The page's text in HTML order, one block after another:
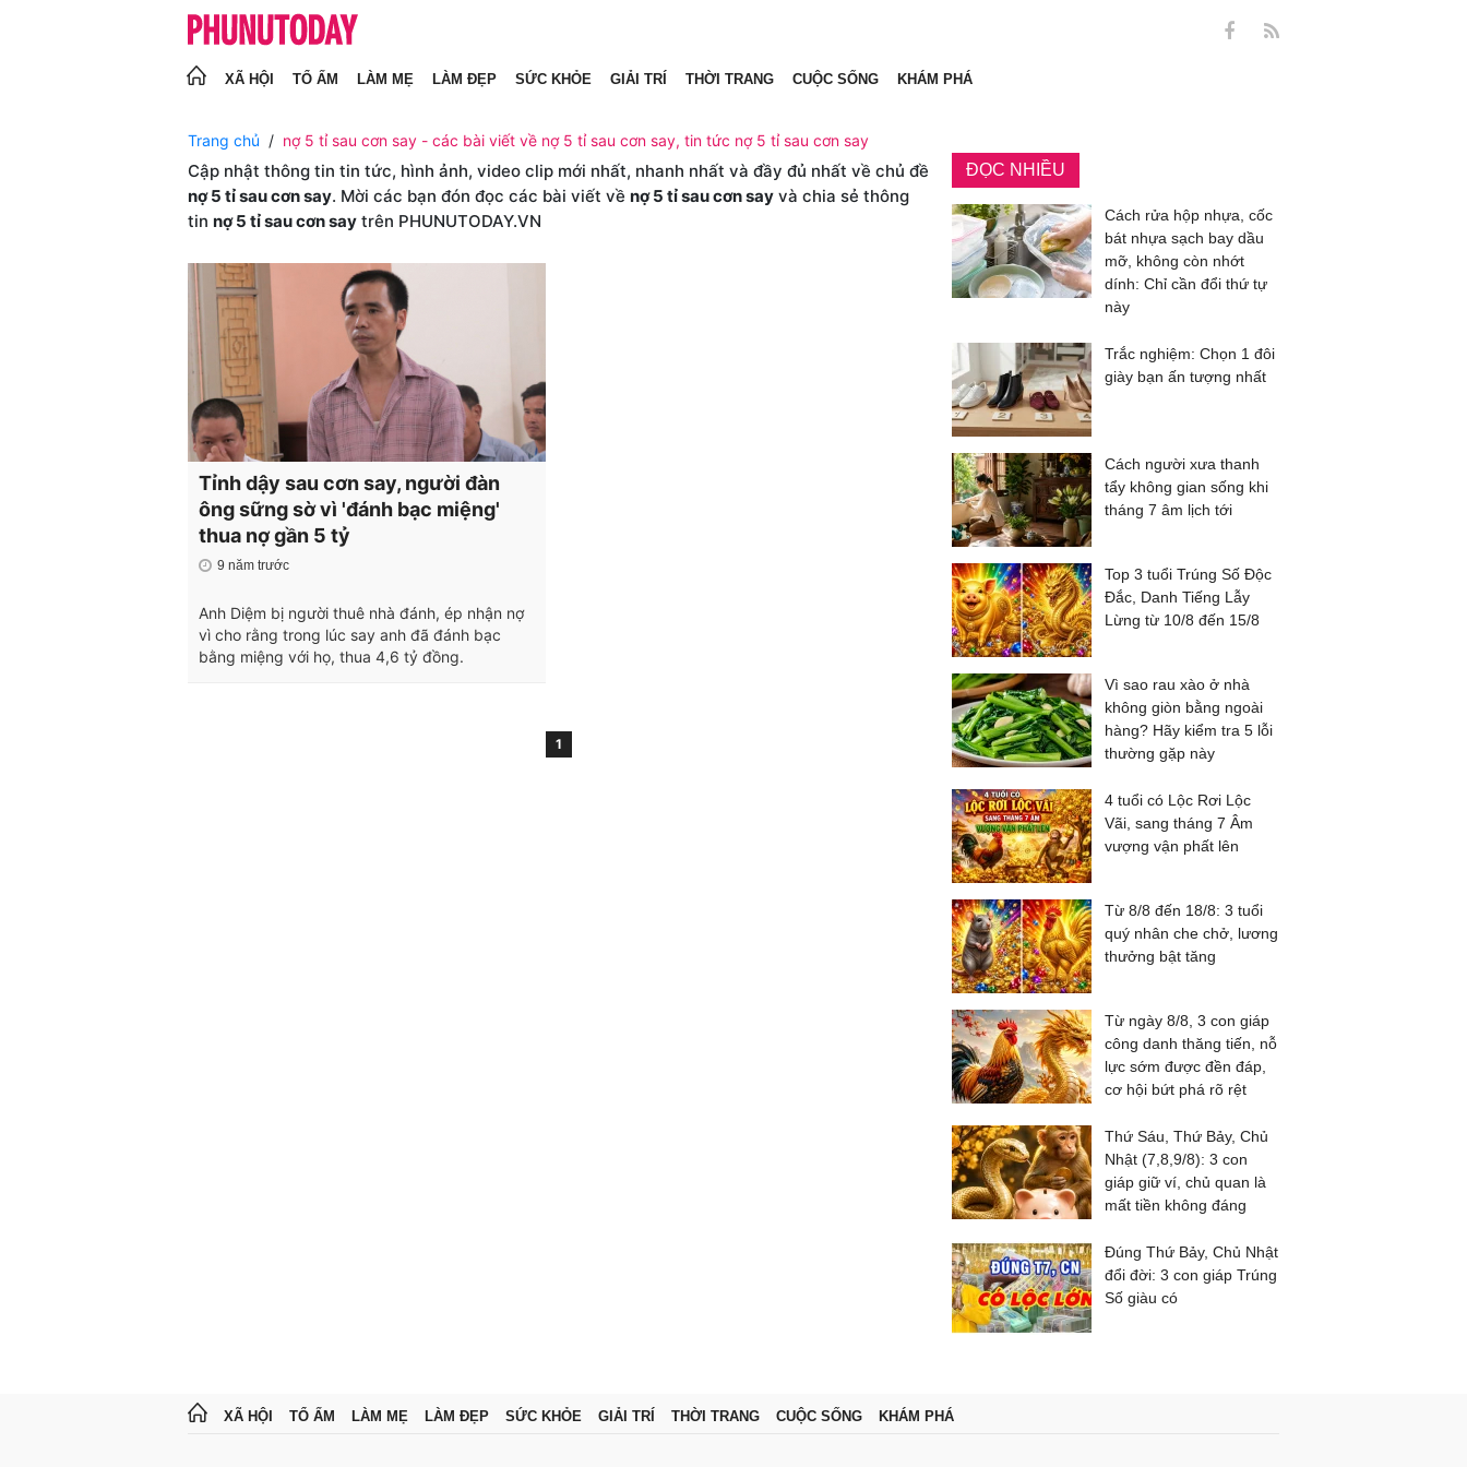
XÃ HỘI TỔ ẤM LÀM MẸ LÀM ĐẸP SỨC KHỎE GIẢI TRÍ THỜI TRANG CUỘC SỐNG KHÁM PHÁ
Trang chủ nợ 5 tỉ sau cơn say - các bài viết về nợ 5 tỉ sau cơn say, tin tức nợ 5 tỉ sau cơn say
Cập nhật thông tin tin tức, hình ảnh, video clip mới nhất, nhanh nhất và đầy đủ nhất về chủ đề
nợ 5 tỉ sau cơn say. Mời các bạn đón đọc các bài viết về nợ 5 tỉ sau cơn say và chia sẻ thông
tin nợ 5 tỉ sau cơn say trên PHUNUTODAY.VN
Tỉnh dậy sau cơn say, người đàn
ông sững sờ vì 'đánh bạc miệng'
thua nợ gần 5 tỷ
9 năm trước
Anh Diệm bị người thuê nhà đánh, ép nhận nợ
vì cho rằng trong lúc say anh đã đánh bạc
bằng miệng với họ, thua 4,6 tỷ đồng.
1
ĐỌC NHIỀU
Cách rửa hộp nhựa, cốc
bát nhựa sạch bay dầu
mỡ, không còn nhớt
dính: Chỉ cần đổi thứ tự
này
Trắc nghiệm: Chọn 1 đôi
giày bạn ấn tượng nhất
Cách người xưa thanh
tẩy không gian sống khi
tháng 7 âm lịch tới
Top 3 tuổi Trúng Số Độc
Đắc, Danh Tiếng Lẫy
Lừng từ 10/8 đến 15/8
Vì sao rau xào ở nhà
không giòn bằng ngoài
hàng? Hãy kiểm tra 5 lỗi
thường gặp này
4 tuổi có Lộc Rơi Lộc
Vãi, sang tháng 7 Âm
vượng vận phất lên
Từ 8/8 đến 18/8: 3 tuổi
quý nhân che chở, lương
thưởng bật tăng
Từ ngày 8/8, 3 con giáp
công danh thăng tiến, nỗ
lực sớm được đền đáp,
cơ hội bứt phá rõ rệt
Thứ Sáu, Thứ Bảy, Chủ
Nhật (7,8,9/8): 3 con
giáp giữ ví, chủ quan là
mất tiền không đáng
Đúng Thứ Bảy, Chủ Nhật
đổi đời: 3 con giáp Trúng
Số giàu có
XÃ HỘI TỔ ẤM LÀM MẸ LÀM ĐẸP SỨC KHỎE GIẢI TRÍ THỜI TRANG CUỘC SỐNG KHÁM PHÁ